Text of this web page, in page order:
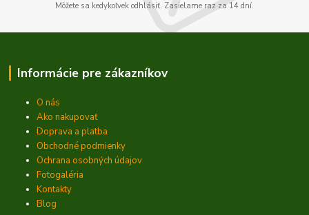
Môžete sa kedykoľvek odhlásiť. Zasielame raz za 14 dní.
Informácie pre zákazníkov
O nás
Ako nakupovať
Doprava a platba
Obchodné podmienky
Ochrana osobných údajov
Fotogaléria
Kontakty
Blog